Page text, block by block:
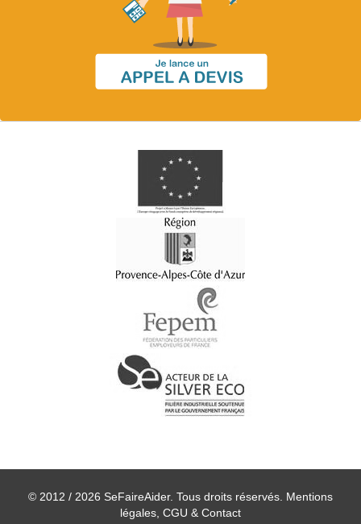
© 2012 / 2026 SeFaireAider. Tous droits réservés. Mentions
légales, CGU & Contact